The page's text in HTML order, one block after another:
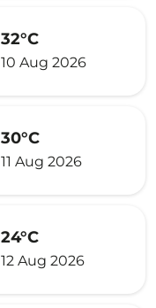
32°C
10 Aug 2026
30°C
11 Aug 2026
24°C
12 Aug 2026